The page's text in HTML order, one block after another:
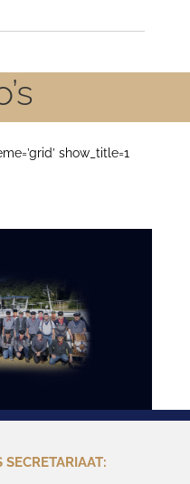
show_title=1
SECRETARIAAT: